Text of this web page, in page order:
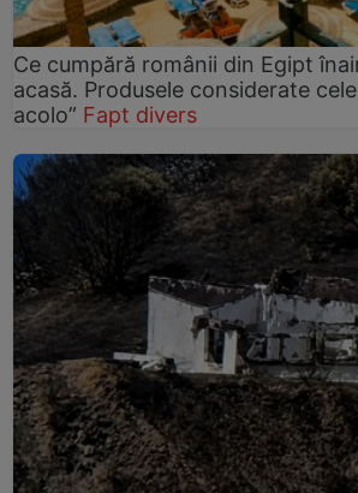
Ce cumpără românii din Egipt
acasă. Produsele considerate
acolo” Fapt divers